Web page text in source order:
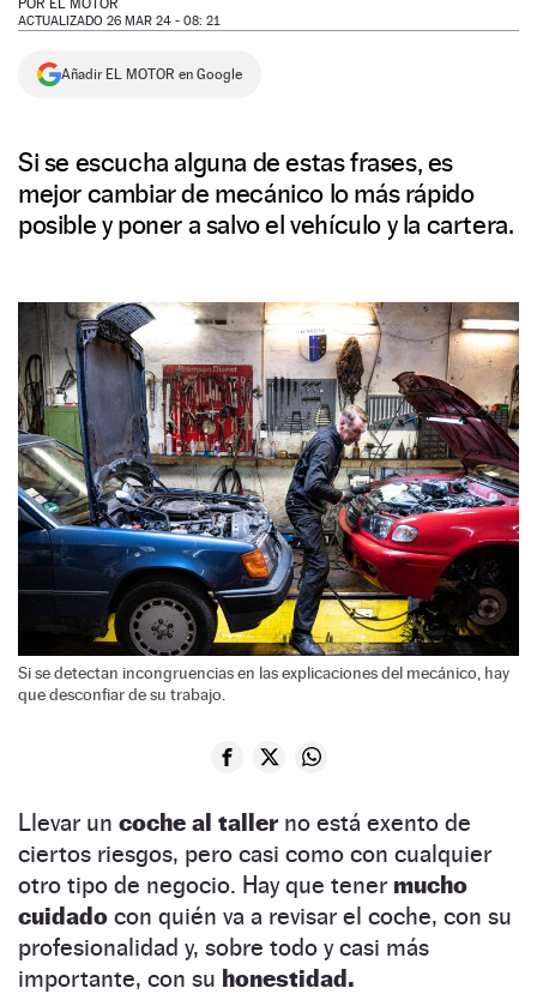
NEWSLETTER
POR EL MOTOR
ACTUALIZADO 26 MAR 24 - 08: 21
Añadir EL MOTOR en Google
Si se escucha alguna de estas frases, es
mejor cambiar de mecánico lo más rápido
posible y poner a salvo el vehículo y la cartera.
Si se detectan incongruencias en las explicaciones del mecánico, hay
que desconfiar de su trabajo.
Llevar un coche al tallerno está exento de
ciertos riesgos, pero casi como con cualquier
otro tipo de negocio. Hay que tener mucho
cuidado con quién va a revisar el coche, con su
profesionalidad y, sobre todo y casi más
importante, con su honestidad.